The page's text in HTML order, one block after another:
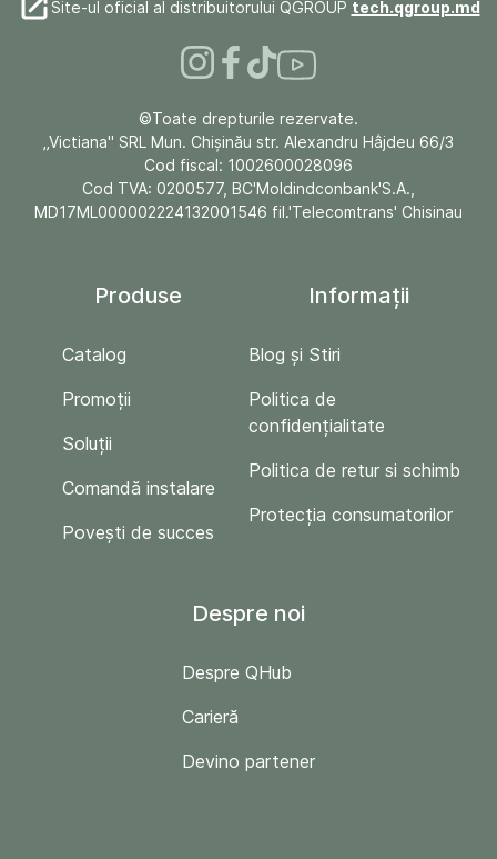
Site-ul oficial al distribuitorului QGROUP tech.qgroup.md
©Toate drepturile rezervate.
„Victiana" SRL Mun. Chişinău str. Alexandru Hâjdeu 66/3
Cod fiscal: 1002600028096
Cod TVA: 0200577, BC'Moldindconbank'S.A.,
MD17ML000002224132001546 fil.'Telecomtrans' Chisinau
Produse
Catalog
Promoții
Soluții
Comandă instalare
Povești de succes
Informații
Blog și Stiri
Politica de
confidențialitate
Politica de retur si schimb
Protecția consumatorilor
Despre noi
Despre QHub
Carieră
Devino partener